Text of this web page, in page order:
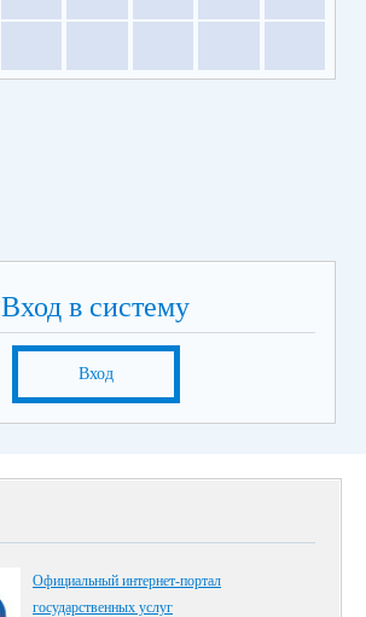
Вход в систему
Вход
Официальный интернет-портал
государственных услуг